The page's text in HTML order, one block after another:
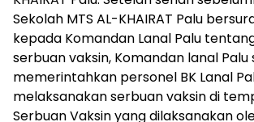
Sekolah MTS AL-KHAIRAT Palu
kepada Komandan Lanal Palu
serbuan vaksin, Komandan lanal Palu
memerintahkan personel BK Lanal
melaksanakan serbuan vaksin di
Serbuan Vaksin yang dilaksanakan